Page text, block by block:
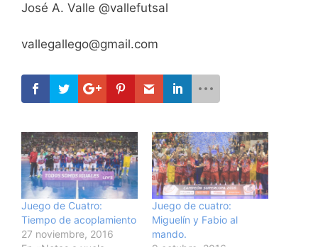
José A. Valle @vallefutsal
vallegallego@gmail.com
Juego de Cuatro:
Tiempo de acoplamiento
27 noviembre, 2016
Juego de cuatro:
Miguelín y Fabio al
mando.